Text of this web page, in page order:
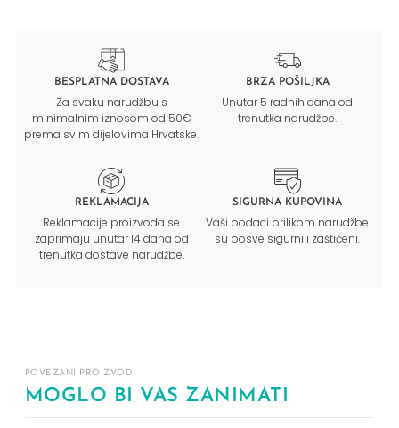
BESPLATNA DOSTAVA
Za svaku narudžbu s
minimalnim iznosom od 50€
prema svim dijelovima Hrvatske.
BRZA POŠILJKA
Unutar 5 radnih dana od
trenutka narudžbe.
REKLAMACIJA
Reklamacije proizvoda se
zaprimaju unutar 14 dana od
trenutka dostave narudžbe.
SIGURNA KUPOVINA
Vaši podaci prilikom narudžbe
su posve sigurni i zaštićeni.
POVEZANI PROIZVODI
MOGLO BI VAS ZANIMATI